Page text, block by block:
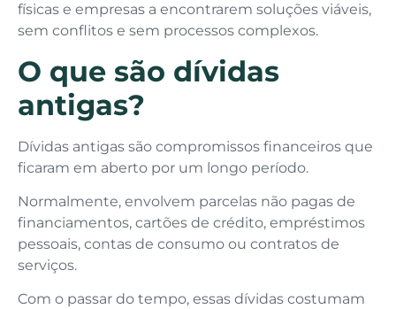
físicas e empresas a encontrarem soluções viáveis,
sem conflitos e sem processos complexos.
O que são dívidas
antigas?
Dívidas antigas são compromissos financeiros que
ficaram em aberto por um longo período.
Normalmente, envolvem parcelas não pagas de
financiamentos, cartões de crédito, empréstimos
pessoais, contas de consumo ou contratos de
serviços.
Com o passar do tempo, essas dívidas costumam